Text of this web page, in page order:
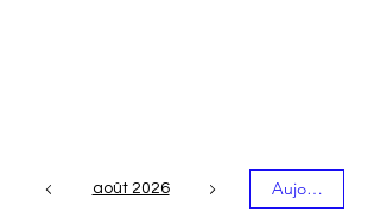
août 2026 Aujourd'hui